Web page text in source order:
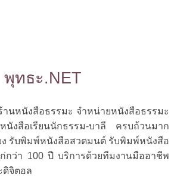
พุทธะ.NET
านหนังสือธรรมะ จำหน่ายหนังสือธรรมะ
งสือเรียนนักธรรม-บาลี ครบถ้วนมาก
ง รับพิมพ์หนังสือสวดมนต์ รับพิมพ์หนังสือ
กว่า 100 ปี บริการด้วยทีมงานมืออาชีพ
ดิจิตอล